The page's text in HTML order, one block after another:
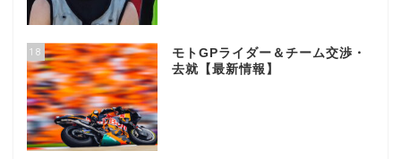
18
モトGPライダー＆チーム交渉・
去就【最新情報】